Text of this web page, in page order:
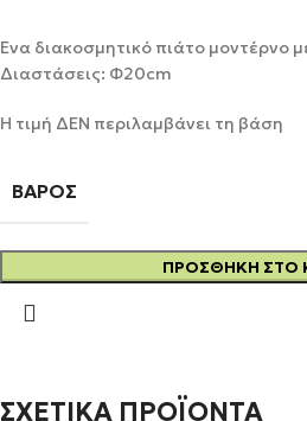
Ένα διακοσμητικό πιάτο μοντέρνο
Διαστάσεις: Φ20cm
Η τιμή ΔΕΝ περιλαμβάνει τη βάση
ΒΆΡΟΣ
ΠΡΟΣΘΉΚΗ ΣΤΟ
ΣΧΕΤΙΚΑ ΠΡΟΪΟΝΤΑ